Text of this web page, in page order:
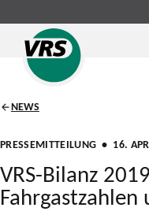
NEWS
PRESSEMITTEILUNG • 16.
VRS-Bilanz